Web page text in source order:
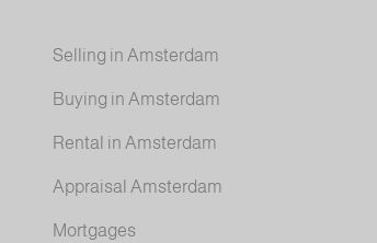
Selling in Amsterdam
Buying in Amsterdam
Rental in Amsterdam
Appraisal Amsterdam
Mortgages